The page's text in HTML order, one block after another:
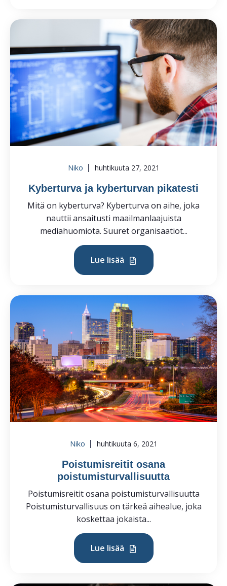
Niko huhtikuuta 27, 2021
Kyberturva ja kyberturvan pikatesti
Mitä on kyberturva? Kyberturva on aihe, joka
nauttii ansaitusti maailmanlaajuista
mediahuomiota. Suuret organisaatiot...
Lue lisää
Niko huhtikuuta 6, 2021
Poistumisreitit osana
poistumisturvallisuutta
Poistumisreitit osana poistumisturvallisuutta
Poistumisturvallisuus on tärkeä aihealue, joka
koskettaa jokaista...
Lue lisää